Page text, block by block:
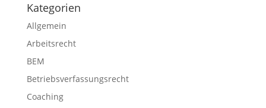
Kategorien
Allgemein
Arbeitsrecht
BEM
Betriebsverfassungsrecht
Coaching